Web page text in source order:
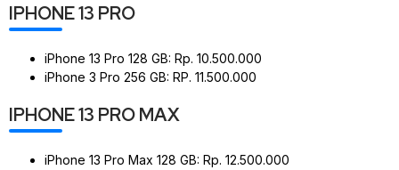
IPHONE 13 PRO
iPhone 13 Pro 128 GB: Rp. 10.500.000
iPhone 3 Pro 256 GB: RP. 11.500.000
IPHONE 13 PRO MAX
iPhone 13 Pro Max 128 GB: Rp. 12.500.000